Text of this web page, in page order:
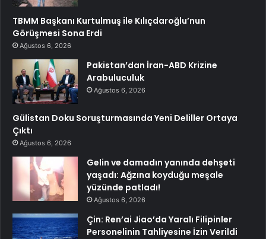
TBMM Başkanı Kurtulmuş ile Kılıçdaroğlu’nun
Görüşmesi Sona Erdi
Ağustos 6, 2026
Pakistan’dan İran-ABD Krizine
Arabuluculuk
Ağustos 6, 2026
Gülistan Doku Soruşturmasında Yeni Deliller Ortaya
Çıktı
Ağustos 6, 2026
Gelin ve damadın yanında dehşeti
yaşadı: Ağzına koyduğu meşale
yüzünde patladı!
Ağustos 6, 2026
Çin: Ren’ai Jiao’da Yaralı Filipinler
Personelinin Tahliyesine İzin Verildi